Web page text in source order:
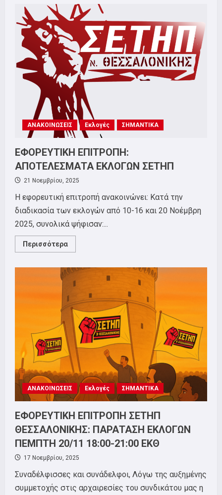
ΤΥΠΟΥ:
ΓΙΑ
ΤΑ
ΑΠΟΤΕΛΕΣΜΑΤΑ
ΤΩΝ
ΕΚΛΟΓΩΝ
ΤΟΥ
ΣΕΤΗΠ
ΘΕΣΣΑΛΟΝΙΚΗΣ
ΑΝΑΚΟΙΝΩΣΕΙΣ Εκλογές ΣΗΜΑΝΤΙΚΑ
ΕΦΟΡΕΥΤΙΚΗ ΕΠΙΤΡΟΠΗ:
ΑΠΟΤΕΛΕΣΜΑΤΑ ΕΚΛΟΓΩΝ ΣΕΤΗΠ
21 Νοεμβρίου, 2025
Η εφορευτική επιτροπή ανακοινώνει: Κατά την
διαδικασία των εκλογών από 10-16 και 20 Νοέμβρη
2025, συνολικά ψήφισαν:...
Περισσότερα
more
ΕΠΙΤΡΟΠΗ:
ΑΠΟΤΕΛΕΣΜΑΤΑ
ΕΚΛΟΓΩΝ
ΣΕΤΗΠ
ΑΝΑΚΟΙΝΩΣΕΙΣ Εκλογές ΣΗΜΑΝΤΙΚΑ
ΕΦΟΡΕΥΤΙΚΗ ΕΠΙΤΡΟΠΗ ΣΕΤΗΠ
ΘΕΣΣΑΛΟΝΙΚΗΣ: ΠΑΡΑΤΑΣΗ ΕΚΛΟΓΩΝ
ΠΕΜΠΤΗ 20/11 18:00-21:00 ΕΚΘ
17 Νοεμβρίου, 2025
Συναδέλφισσες και συνάδελφοι, Λόγω της αυξημένης
συμμετοχής στις αρχαιρεσίες του συνδικάτου μας η